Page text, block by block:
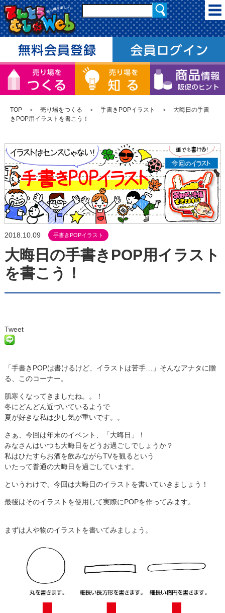
TOP ＞ 売り場をつくる ＞ 手書きPOPイラスト
＞ 大晦日の手書
きPOP用イラストを書こう！
2018.10.09 手書きPOPイラスト
大晦日の手書きPOP用イラスト
を書こう！
Tweet
「手書きPOPは書けるけど、イラストは苦手…」そんなアナタに贈
る、このコーナー。
肌寒くなってきましたね。。！
冬にどんどん近づいているようで
夏が好きな私は少し気が重いです。。
さぁ、今回は年末のイベント、「大晦日」！
みなさんはいつも大晦日をどうお過ごしでしょうか？
私はひたすらお酒を飲みながらTVを観るという
いたって普通の大晦日を過ごしています。
というわけで、今回は大晦日のイラストを書いていきましょう！
最後はそのイラストを使用して実際にPOPを作ってみます。
まずは人や物のイラストを書いてみましょう。